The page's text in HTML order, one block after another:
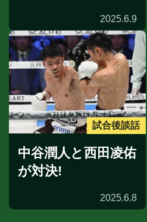
2025.6.9
試合後談話
中谷潤人と西田凌佑
が対決!
2025.6.8